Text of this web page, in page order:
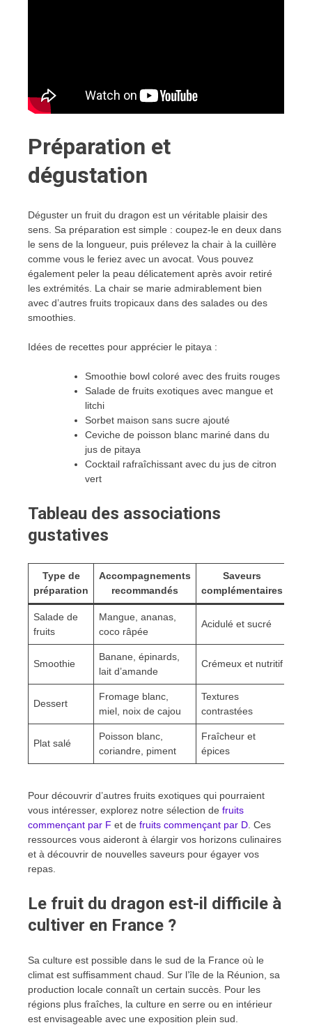
Préparation et
dégustation
Déguster un fruit du dragon est un véritable plaisir des
sens. Sa préparation est simple : coupez-le en deux dans
le sens de la longueur, puis prélevez la chair à la cuillère
comme vous le feriez avec un avocat. Vous pouvez
également peler la peau délicatement après avoir retiré
les extrémités. La chair se marie admirablement bien
avec d’autres fruits tropicaux dans des salades ou des
smoothies.
Idées de recettes pour apprécier le pitaya :
Smoothie bowl coloré avec des fruits rouges
Salade de fruits exotiques avec mangue et
litchi
Sorbet maison sans sucre ajouté
Ceviche de poisson blanc mariné dans du
jus de pitaya
Cocktail rafraîchissant avec du jus de citron
vert
Tableau des associations
gustatives
Type de
préparation
Accompagnements
recommandés
Saveurs
complémentaires
Salade de
fruits
Mangue, ananas,
coco râpée
Acidulé et sucré
Smoothie
Banane, épinards,
lait d’amande
Crémeux et nutritif
Dessert
Fromage blanc,
miel, noix de cajou
Textures
contrastées
Plat salé
Poisson blanc,
coriandre, piment
Fraîcheur et
épices
Pour découvrir d’autres fruits exotiques qui pourraient
vous intéresser, explorez notre sélection de fruits
commençant par F et de fruits commençant par D. Ces
ressources vous aideront à élargir vos horizons culinaires
et à découvrir de nouvelles saveurs pour égayer vos
repas.
Le fruit du dragon est-il difficile à
cultiver en France ?
Sa culture est possible dans le sud de la France où le
climat est suffisamment chaud. Sur l’île de la Réunion, sa
production locale connaît un certain succès. Pour les
régions plus fraîches, la culture en serre ou en intérieur
est envisageable avec une exposition plein sud.